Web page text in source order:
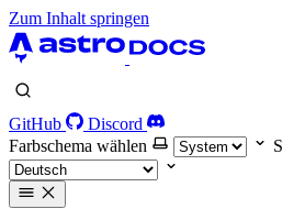
Zum Inhalt springen
GitHub
Discord
Farbschema wählen